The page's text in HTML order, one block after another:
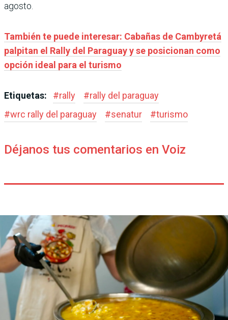
agosto.
También te puede interesar: Cabañas de Cambyretá
palpitan el Rally del Paraguay y se posicionan como
opción ideal para el turismo
Etiquetas: #rally #rally del paraguay
#wrc rally del paraguay #senatur #turismo
Déjanos tus comentarios en Voiz